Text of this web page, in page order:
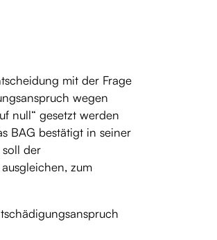
mit der Frage
wegen
null“ gesetzt werden
BAG bestätigt in seiner
der
zum